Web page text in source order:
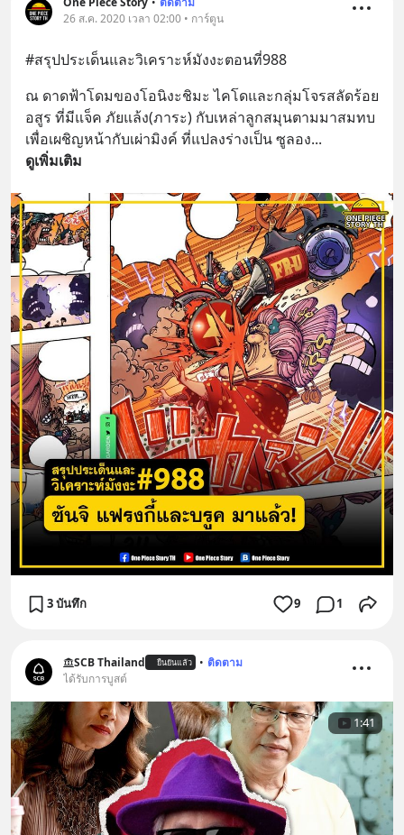
26 ส.ค. 2020 เวลา 02:00 • การ์ตูน
#สรุปประเด็นและวิเคราะห์มังงะตอนที่988
ณ ดาดฟ้าโดมของโอนิงะชิมะ ไคโดและกลุ่มโจรสลัดร้อย
อสูร ที่มีแจ็ค ภัยแล้ง(ภาระ) กับเหล่าลูกสมุนตามมาสมทบ
เพื่อเผชิญหน้ากับเผ่ามิงค์ ที่แปลงร่างเป็น ซูลอง...
ดูเพิ่มเติม
3 บันทึก 9 1
SCB Thailand ยืนยันแล้ว • ติดตาม
ได้รับการบูสต์
1:41